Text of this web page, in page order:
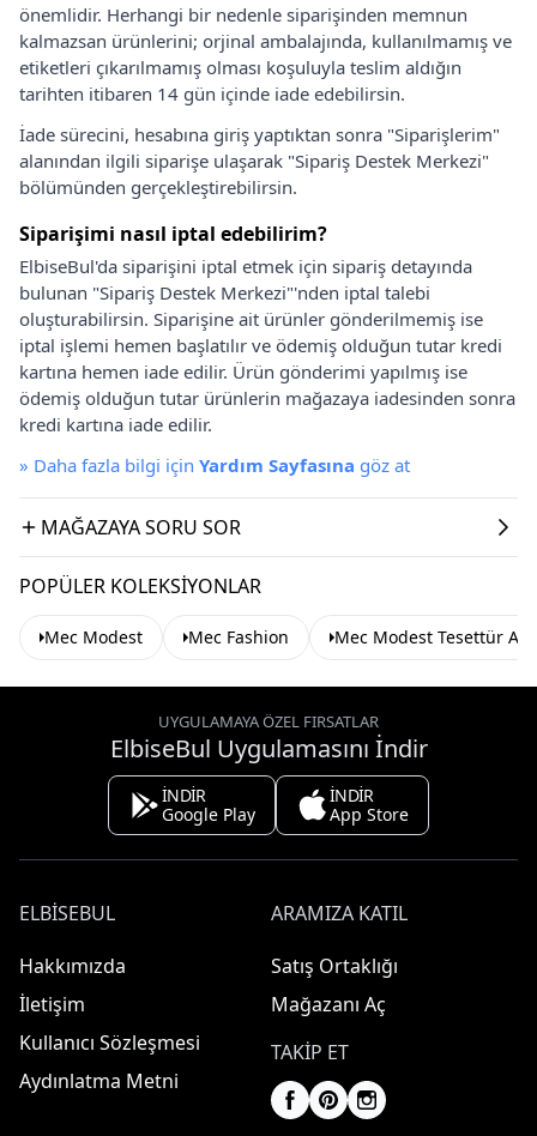
önemlidir. Herhangi bir nedenle siparişinden memnun
kalmazsan ürünlerini; orjinal ambalajında, kullanılmamış ve
etiketleri çıkarılmamış olması koşuluyla teslim aldığın
tarihten itibaren 14 gün içinde iade edebilirsin.
İade sürecini, hesabına giriş yaptıktan sonra "Siparişlerim"
alanından ilgili siparişe ulaşarak "Sipariş Destek Merkezi"
bölümünden gerçekleştirebilirsin.
Siparişimi nasıl iptal edebilirim?
ElbiseBul'da siparişini iptal etmek için sipariş detayında
bulunan "Sipariş Destek Merkezi"'nden iptal talebi
oluşturabilirsin. Siparişine ait ürünler gönderilmemiş ise
iptal işlemi hemen başlatılır ve ödemiş olduğun tutar kredi
kartına hemen iade edilir. Ürün gönderimi yapılmış ise
ödemiş olduğun tutar ürünlerin mağazaya iadesinden sonra
kredi kartına iade edilir.
» Daha fazla bilgi için Yardım Sayfasına göz at
MAĞAZAYA SORU SOR
POPÜLER KOLEKSIYONLAR
Mec Modest Mec Fashion Mec Modest Tesettür
UYGULAMAYA ÖZEL FIRSATLAR
ElbiseBul Uygulamasını İndir
İNDİR
Google Play
İNDİR
App Store
ELBISEBUL
Hakkımızda
İletişim
Kullanıcı Sözleşmesi
Aydınlatma Metni
ARAMIZA KATIL
Satış Ortaklığı
Mağazanı Aç
TAKIP ET